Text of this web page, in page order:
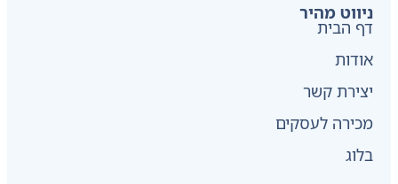
ניווט מהיר
דף הבית
אודות
יצירת קשר
מכירה לעסקים
בלוג